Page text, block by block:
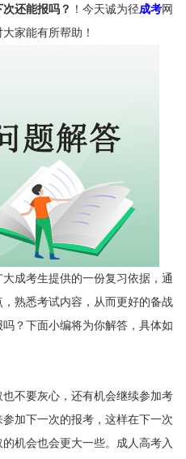
还能报吗？ ！今天诚为径成考网
家能有所帮助！
成考生提供的一份复习依据，通
熟悉考试内容，从而更好的备战
？下面小编将为你解答，具体如
不要灰心，还有机会继续参加考
加下一次的报考，这样在下一次
机会也会更大一些。成人高考入